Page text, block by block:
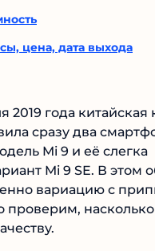
цена, дата выхода
2019 года китайская
сразу два
Mi 9 и её слегка
Mi 9 SE. В этом
вариацию с
проверим,